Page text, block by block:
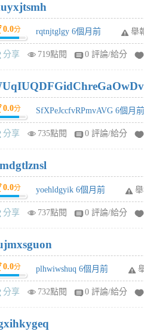
0.0分 rqtnjtglgy 6個月前 舉
分享 719點閱 0 評論/給分
0.0分 SfXPeJccfvRPmvAVG 6個月前
分享 735點閱 0 評論/給分
0.0分 yoehldgyik 6個月前
分享 737點閱 0 評論/給分
0.0分 plhwiwshuq 6個月前
分享 732點閱 0 評論/給分